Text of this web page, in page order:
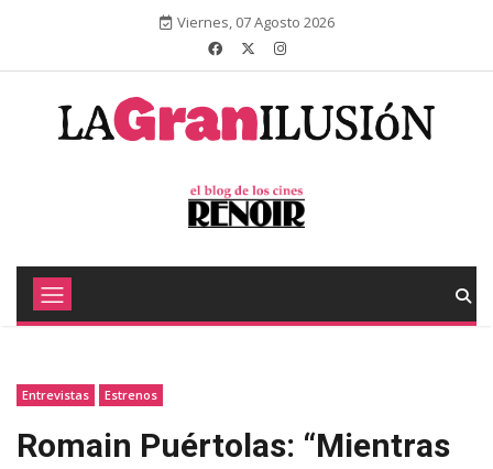
Viernes, 07 Agosto 2026
Entrevistas Estrenos
Romain Puértolas: “Mientras